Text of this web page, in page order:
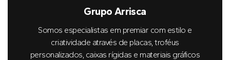
Grupo Arrisca
Somos especialistas em premiar com estilo e
criatividade através de placas, troféus
personalizados, caixas rígidas e materiais gráficos